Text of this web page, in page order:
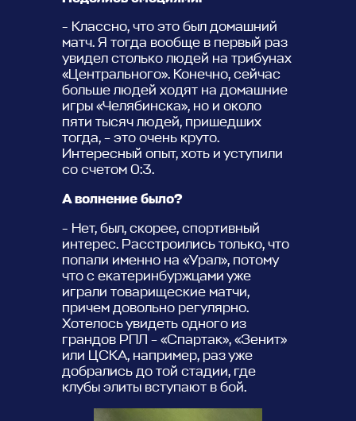
- Классно, что это был домашний
матч. Я тогда вообще в первый раз
увидел столько людей на трибунах
«Центрального». Конечно, сейчас
больше людей ходят на домашние
игры «Челябинска», но и около
пяти тысяч людей, пришедших
тогда, – это очень круто.
Интересный опыт, хоть и уступили
со счетом 0:3.
А волнение было?
- Нет, был, скорее, спортивный
интерес. Расстроились только, что
попали именно на «Урал», потому
что с екатеринбуржцами уже
играли товарищеские матчи,
причем довольно регулярно.
Хотелось увидеть одного из
грандов РПЛ – «Спартак», «Зенит»
или ЦСКА, например, раз уже
добрались до той стадии, где
клубы элиты вступают в бой.